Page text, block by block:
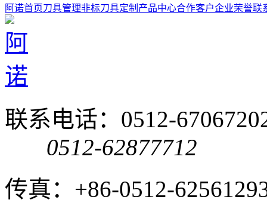
阿诺首页刀具管理非标刀具定制 产品中心合作客户企业荣誉联
联系电话：0512-
0512-62877712
传真：+86-0512-